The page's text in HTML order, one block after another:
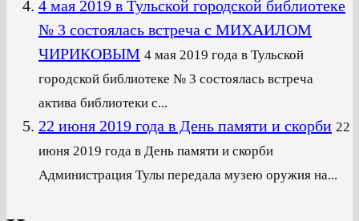
4 мая 2019 в Тульской городской библиотеке
№ 3 состоялась встреча с МИХАИЛОМ
ЧИРИКОВЫМ 4 мая 2019 года в Тульской
городской библиотеке № 3 состоялась встреча
актива библиотеки с...
22 июня 2019 года в День памяти и скорби 22
июня 2019 года в День памяти и скорби
Администрация Тулы передала музею оружия на...